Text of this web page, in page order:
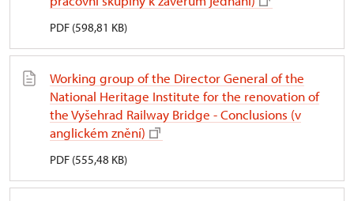
PDF (598,81 KB)
Working group of the Director General of the
National Heritage Institute for the renovation of
the Vyšehrad Railway Bridge - Conclusions (v
anglickém znění)
PDF (555,48 KB)